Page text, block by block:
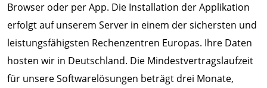
Browser oder per App. Die Installation der Applikation
erfolgt auf unserem Server in einem der sichersten und
leistungsfähigsten Rechenzentren Europas. Ihre Daten
hosten wir in Deutschland. Die Mindestvertragslaufzeit
für unsere Softwarelösungen beträgt drei Monate,